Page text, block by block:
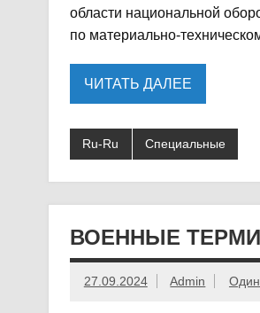
области национальной
по материально-
ЧИТАТЬ ДАЛЕЕ
Ru-Ru Специальные
ВОЕННЫЕ
27.09.2024 Admin